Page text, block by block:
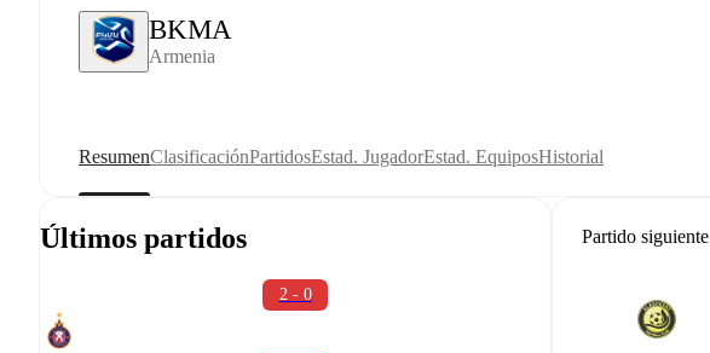
BKMA
Armenia
ResumenClasificaciónPartidosEstad. JugadorEstad. EquiposHistorial
Últimos partidos
2 - 0
Partido siguiente